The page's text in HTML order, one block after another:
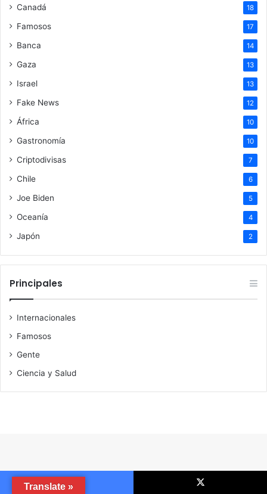
Canadá 18
Famosos 17
Banca 14
Gaza 13
Israel 13
Fake News 12
África 10
Gastronomía 10
Criptodivisas 7
Chile 6
Joe Biden 5
Oceanía 4
Japón 2
Principales
Internacionales
Famosos
Gente
Ciencia y Salud
Translate »